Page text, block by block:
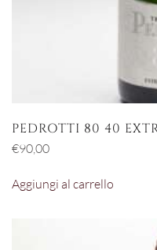
PEDROTTI 80 40
€90,00
Aggiungi al carrello